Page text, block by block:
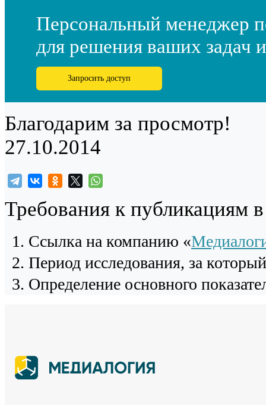
Персональный менеджер
для решения ваших задач
Запросить доступ
Благодарим за просмотр!
27.10.2014
Требования к публикациям
Cсылка на компанию «
Период исследования, за
Определение основного